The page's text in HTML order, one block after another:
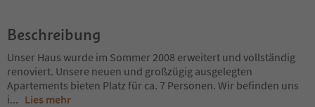
Beschreibung
Unser Haus wurde im Sommer 2008 erweitert und vollständig
renoviert. Unsere neuen und großzügig ausgelegten
Apartements bieten Platz für ca. 7 Personen. Wir befinden uns
i... Lies mehr